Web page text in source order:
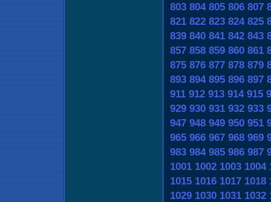
803 804 805 806 807
821 822 823 824 825
839 840 841 842 843
857 858 859 860 861
875 876 877 878 879
893 894 895 896 897
911 912 913 914 915
929 930 931 932 933
947 948 949 950 951
965 966 967 968 969
983 984 985 986 987
1001 1002 1003 1004
1015 1016 1017 1018
1029 1030 1031 1032